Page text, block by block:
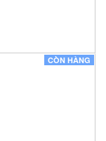
CÒN HÀNG